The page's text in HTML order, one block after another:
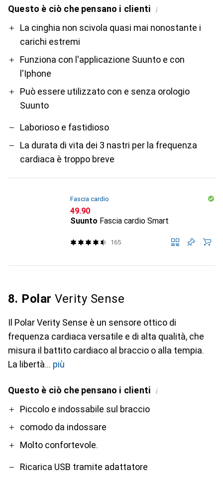
Questo è ciò che pensano i clienti i
ProLa cinghia non scivola quasi mai nonostante i
carichi estremi
Funziona con l'applicazione Suunto e con
l'Iphone
Può essere utilizzato con e senza orologio
Suunto
Contro
Laborioso e fastidioso
La durata di vita dei 3 nastri per la frequenza
cardiaca è troppo breve
Fascia cardio
CHF
49.90
Suunto Fascia cardio Smart
165
8. Polar Verity Sense
Il Polar Verity Sense è un sensore ottico di
frequenza cardiaca versatile e di alta qualità, che
misura il battito cardiaco al braccio o alla tempia.
La libertà
più
Questo è ciò che pensano i clienti i
ProPiccolo e indossabile sul braccio
comodo da indossare
Molto confortevole.
Contro
Ricarica USB tramite adattatore